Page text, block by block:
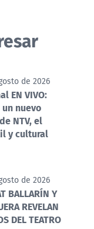
de 2026
EN VIVO:
nuevo
NTV, el
y cultural
de 2026
BALLARÍN Y
REVELAN
DEL TEATRO